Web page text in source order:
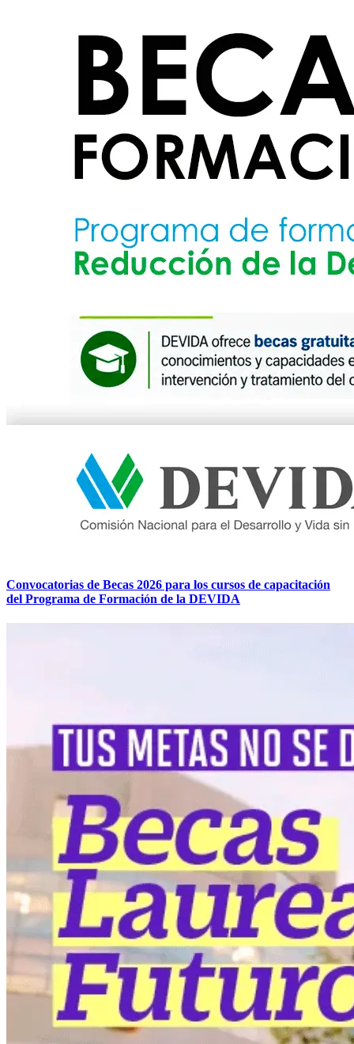
Convocatorias de Becas 2026 para los cursos de capacitación
del Programa de Formación de la DEVIDA